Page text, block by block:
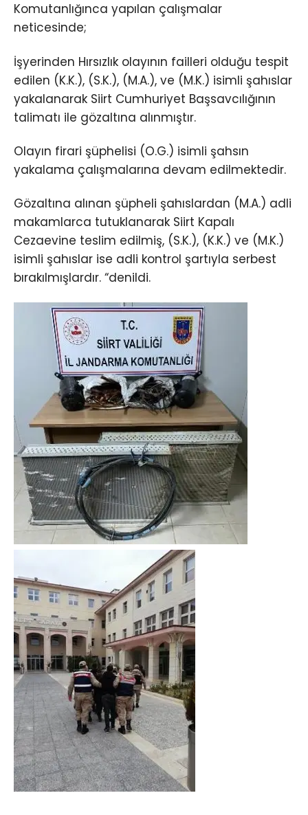
Komutanlığınca yapılan çalışmalar
neticesinde;
İşyerinden Hırsızlık olayının failleri olduğu tespit
edilen (K.K.), (S.K.), (M.A.), ve (M.K.) isimli şahıslar
yakalanarak Siirt Cumhuriyet Başsavcılığının
talimatı ile gözaltına alınmıştır.
Olayın firari şüphelisi (O.G.) isimli şahsın
yakalama çalışmalarına devam edilmektedir.
Gözaltına alınan şüpheli şahıslardan (M.A.) adli
makamlarca tutuklanarak Siirt Kapalı
Cezaevine teslim edilmiş, (S.K.), (K.K.) ve (M.K.)
isimli şahıslar ise adli kontrol şartıyla serbest
bırakılmışlardır. “denildi.